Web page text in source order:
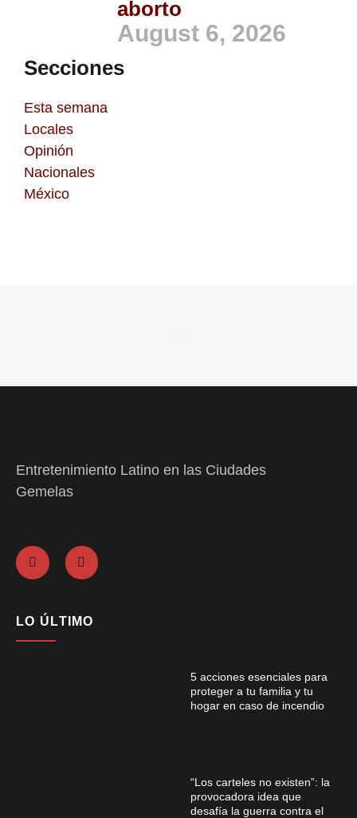
aborto
August 6, 2026
Secciones
Esta semana
Locales
Opinión
Nacionales
México
Entretenimiento Latino en las Ciudades
Gemelas
LO ÚLTIMO
5 acciones esenciales para
proteger a tu familia y tu
hogar en caso de incendio
“Los carteles no existen”: la
provocadora idea que
desafía la guerra contra el